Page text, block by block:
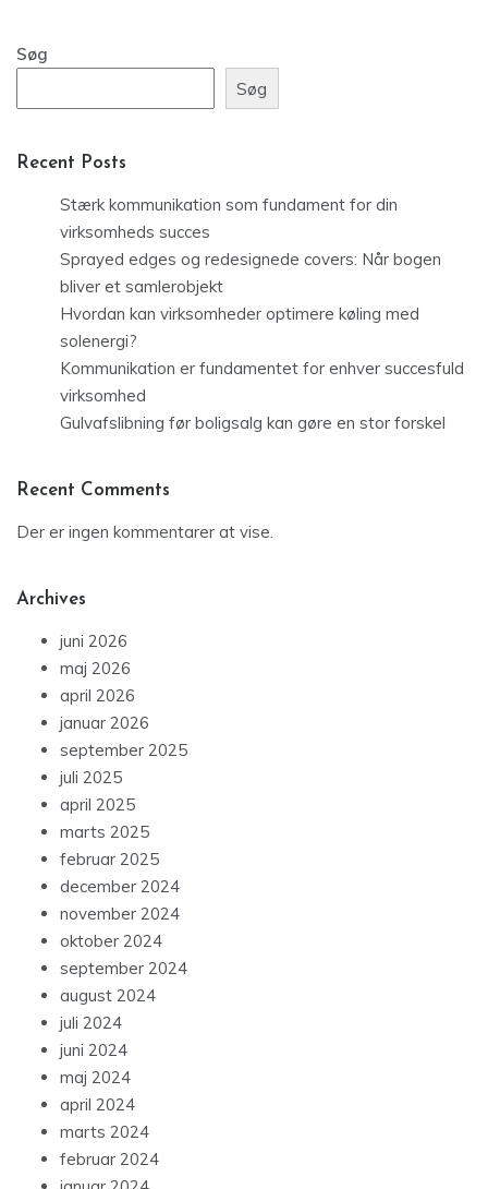
Søg
Søg
Recent Posts
Stærk kommunikation som fundament for din
virksomheds succes
Sprayed edges og redesignede covers: Når bogen
bliver et samlerobjekt
Hvordan kan virksomheder optimere køling med
solenergi?
Kommunikation er fundamentet for enhver succesfuld
virksomhed
Gulvafslibning før boligsalg kan gøre en stor forskel
Recent Comments
Der er ingen kommentarer at vise.
Archives
juni 2026
maj 2026
april 2026
januar 2026
september 2025
juli 2025
april 2025
marts 2025
februar 2025
december 2024
november 2024
oktober 2024
september 2024
august 2024
juli 2024
juni 2024
maj 2024
april 2024
marts 2024
februar 2024